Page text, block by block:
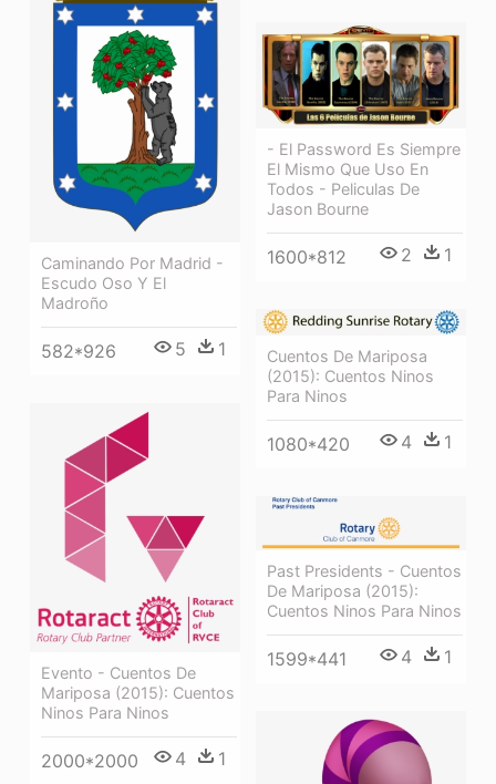
Caminando Por Madrid -
Escudo Oso Y El
Madroño
582*926 5 1
- El Password Es Siempre
El Mismo Que Uso En
Todos - Peliculas De
Jason Bourne
1600*812 2 1
Cuentos De Mariposa
(2015): Cuentos Ninos
Para Ninos
1080*420 4 1
Evento - Cuentos De
Mariposa (2015): Cuentos
Ninos Para Ninos
2000*2000 4 1
Past Presidents - Cuentos
De Mariposa (2015):
Cuentos Ninos Para Ninos
1599*441 4 1